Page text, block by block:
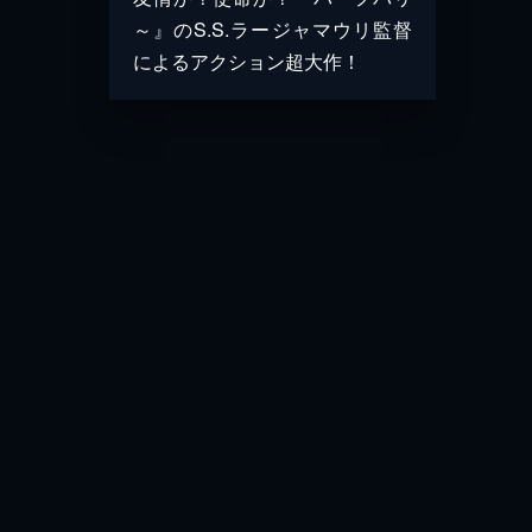
～』のS.S.ラージャマウリ監督
によるアクション超大作！